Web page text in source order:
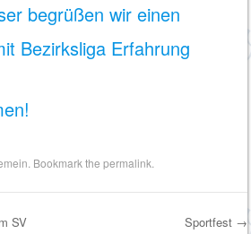
begrüßen wir einen
Bezirksliga Erfahrung
. Bookmark thepermalink
SV
Sportfest →